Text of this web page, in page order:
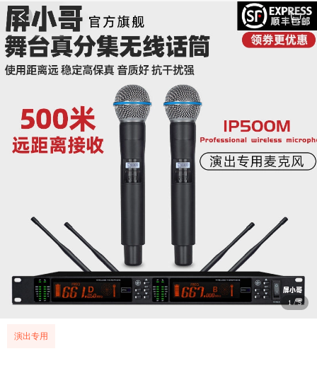
1 /5
演出专用